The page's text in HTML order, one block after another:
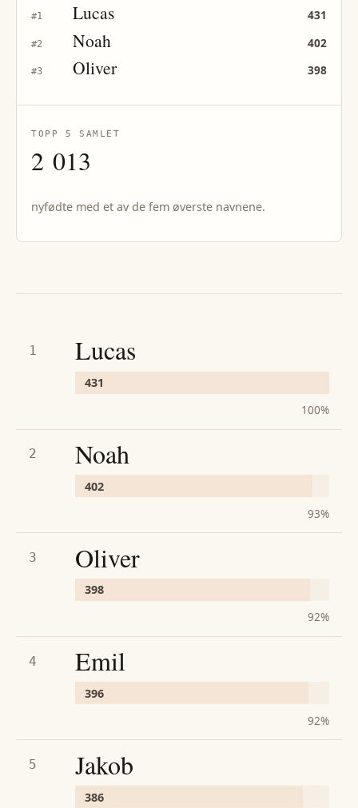
#1 Lucas 431
#2 Noah 402
#3 Oliver 398
TOPP 5 SAMLET
2 013
nyfødte med et av de fem øverste navnene.
1 Lucas
431
100%
2 Noah
402
93%
3 Oliver
398
92%
4 Emil
396
92%
5 Jakob
386